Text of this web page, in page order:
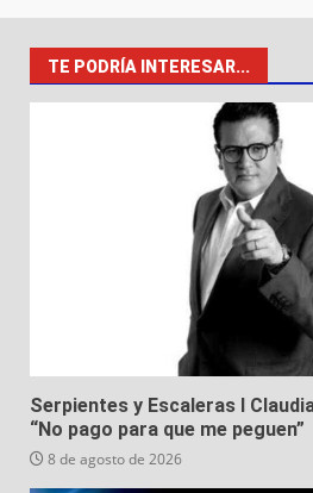
TE PODRÍA INTERESAR...
Serpientes y Escaleras I
“No pago para que me peguen”
8 de agosto de 2026